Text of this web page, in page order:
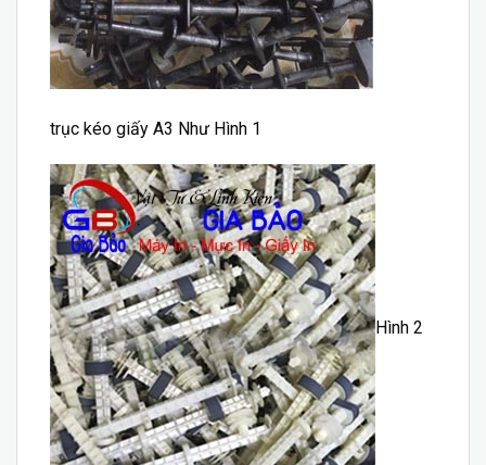
trục kéo giấy A3 Như Hình 1
Hình 2